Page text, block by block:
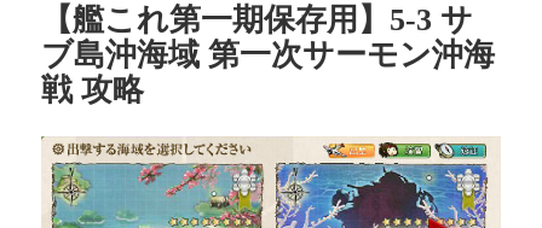
【艦これ第一期保存用】5-3 サ
ブ島沖海域 第一次サーモン沖海
戦 攻略